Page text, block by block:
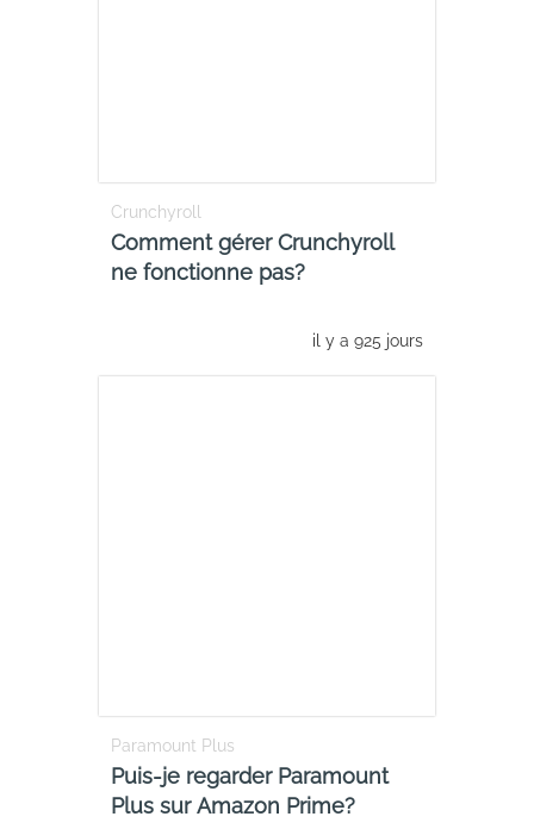
Crunchyroll
Comment gérer Crunchyroll
ne fonctionne pas?
il y a 925 jours
Paramount Plus
Puis-je regarder Paramount
Plus sur Amazon Prime?